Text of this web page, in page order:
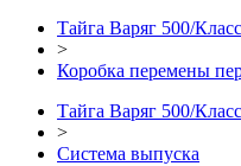
Тайга Варяг 500/
>
Коробка перемены
Тайга Варяг 500/
>
Система выпуска